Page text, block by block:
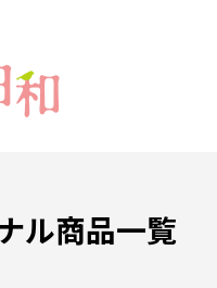
ル商品一覧